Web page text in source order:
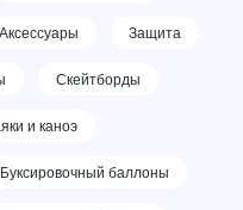
Аксессуары Защита
Скейтборды
и каноэ
Буксировочный баллоны